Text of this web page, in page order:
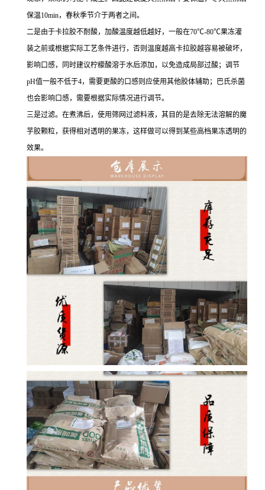
保温10min，春秋季节介于两者之间。
二是由于卡拉胶不耐酸，加酸温度越低越好，一般在70℃-80℃果冻灌
装之前或根据实际工艺条件进行，否则温度越高卡拉胶越容易被破坏，
影响口感，同时建议柠檬酸溶于水后添加，以免造成局部过酸；调节
pH值一般不低于4，需要更酸的口感则应使用其他胶体辅助；巴氏杀菌
也会影响口感，需要根据实际情况进行调节。
三是过滤。在煮沸后，使用筛网过滤料液，其目的是去除无法溶解的魔
芋胶颗粒，获得相对透明的果冻，这样做可以得到某些高档果冻透明的
效果。